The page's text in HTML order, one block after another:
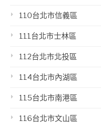
110台北市信義區
111台北市士林區
112台北市北投區
114台北市內湖區
115台北市南港區
116台北市文山區